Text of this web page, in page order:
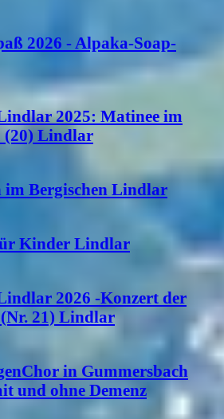
2026 - Alpaka-Soap-
2025: Matinee im
(20) Lindlar
im Bergischen Lindlar
Kinder Lindlar
2026 -Konzert der
21) Lindlar
in Gummersbach
und ohne Demenz